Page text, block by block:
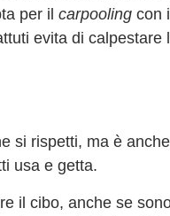
per il carpooling con
evita di
si rispetti, ma è
usa e getta.
il cibo, anche se